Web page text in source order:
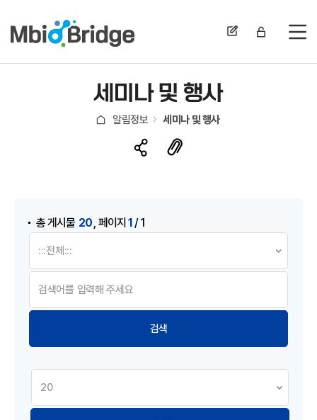
전
세미나 및 행사
알림정보 세미나 및 행사
총 게시물 20 ,페이지1/ 1